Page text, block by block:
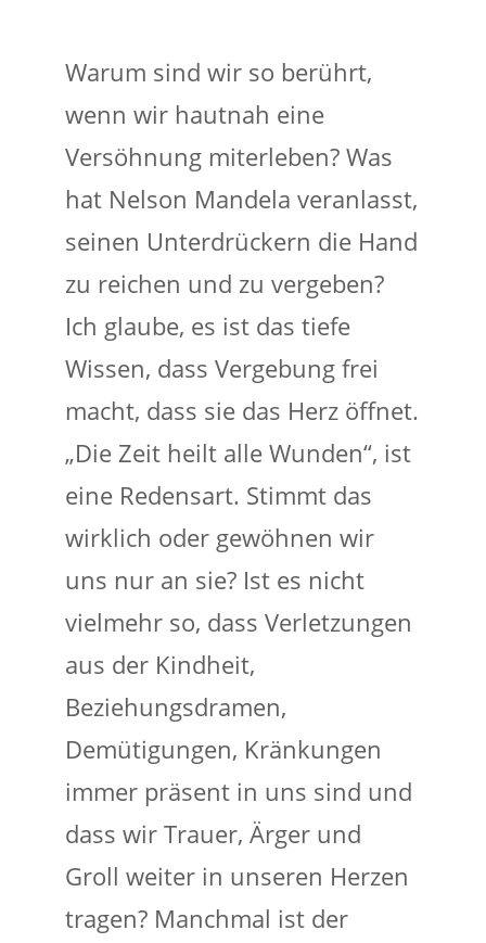
Warum sind wir so berührt,
wenn wir hautnah eine
Versöhnung miterleben? Was
hat Nelson Mandela veranlasst,
seinen Unterdrückern die Hand
zu reichen und zu vergeben?
Ich glaube, es ist das tiefe
Wissen, dass Vergebung frei
macht, dass sie das Herz öffnet.
„Die Zeit heilt alle Wunden“, ist
eine Redensart. Stimmt das
wirklich oder gewöhnen wir
uns nur an sie? Ist es nicht
vielmehr so, dass Verletzungen
aus der Kindheit,
Beziehungsdramen,
Demütigungen, Kränkungen
immer präsent in uns sind und
dass wir Trauer, Ärger und
Groll weiter in unseren Herzen
tragen? Manchmal ist der